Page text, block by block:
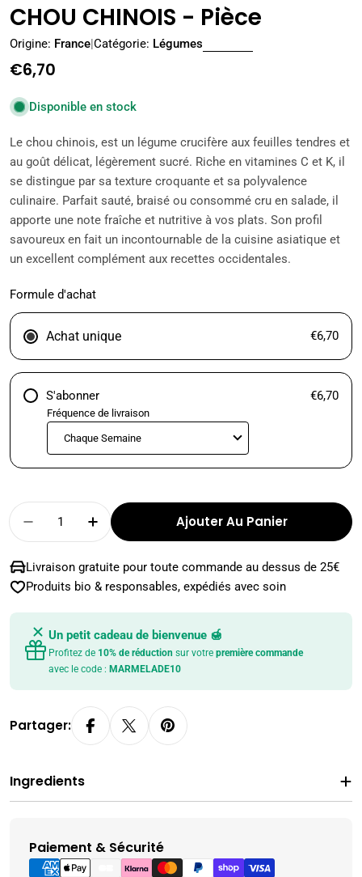
CHOU CHINOIS - Pièce
Origine: France|Catégorie: Légumes
Prix
régulier
€6,70
Disponible en stock
Le chou chinois, est un légume crucifère aux feuilles tendres et
au goût délicat, légèrement sucré. Riche en vitamines C et K, il
se distingue par sa texture croquante et sa polyvalence
culinaire. Parfait sauté, braisé ou consommé cru en salade, il
apporte une note fraîche et nutritive à vos plats. Son profil
savoureux en fait un incontournable de la cuisine asiatique et
un excellent complément aux recettes occidentales.
Formule d'achat
Achat unique €6,70
S'abonner €6,70
Fréquence de livraison
Quantité
Diminuer La Quantité Pour CHOU CHINOIS -
Augmenter La Quantité Pour CHOU
Ajouter Au Panier
Livraison gratuite pour toute commande au dessus de 25€
Produits bio & responsables, expédiés avec soin
Un petit cadeau de bienvenue 🍯
Profitez de 10% de réduction sur votre première commande
avec le code : MARMELADE10
Partager:
Ingredients
Paiement & Sécurité
Modes